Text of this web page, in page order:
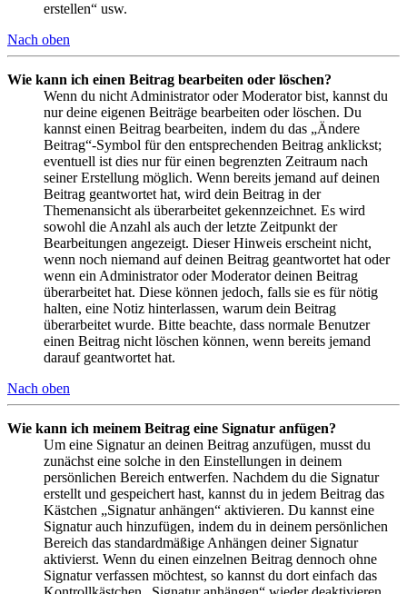
erstellen“ usw.
Nach oben
Wie kann ich einen Beitrag bearbeiten oder löschen?
Wenn du nicht Administrator oder Moderator bist, kannst du
nur deine eigenen Beiträge bearbeiten oder löschen. Du
kannst einen Beitrag bearbeiten, indem du das „Ändere
Beitrag“-Symbol für den entsprechenden Beitrag anklickst;
eventuell ist dies nur für einen begrenzten Zeitraum nach
seiner Erstellung möglich. Wenn bereits jemand auf deinen
Beitrag geantwortet hat, wird dein Beitrag in der
Themenansicht als überarbeitet gekennzeichnet. Es wird
sowohl die Anzahl als auch der letzte Zeitpunkt der
Bearbeitungen angezeigt. Dieser Hinweis erscheint nicht,
wenn noch niemand auf deinen Beitrag geantwortet hat oder
wenn ein Administrator oder Moderator deinen Beitrag
überarbeitet hat. Diese können jedoch, falls sie es für nötig
halten, eine Notiz hinterlassen, warum dein Beitrag
überarbeitet wurde. Bitte beachte, dass normale Benutzer
einen Beitrag nicht löschen können, wenn bereits jemand
darauf geantwortet hat.
Nach oben
Wie kann ich meinem Beitrag eine Signatur anfügen?
Um eine Signatur an deinen Beitrag anzufügen, musst du
zunächst eine solche in den Einstellungen in deinem
persönlichen Bereich entwerfen. Nachdem du die Signatur
erstellt und gespeichert hast, kannst du in jedem Beitrag das
Kästchen „Signatur anhängen“ aktivieren. Du kannst eine
Signatur auch hinzufügen, indem du in deinem persönlichen
Bereich das standardmäßige Anhängen deiner Signatur
aktivierst. Wenn du einen einzelnen Beitrag dennoch ohne
Signatur verfassen möchtest, so kannst du dort einfach das